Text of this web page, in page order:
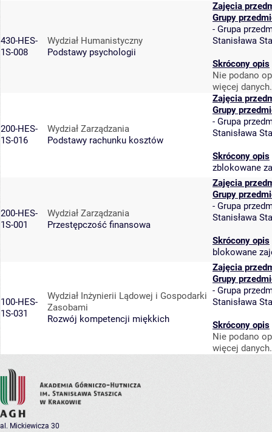
430-HES-
1S-008
Wydział Humanistyczny
Podstawy psychologii
Zajęcia
Grupy
- Grupa
Stanisława
Skrócony opis
Nie podano
więcej danych.
200-HES-
1S-016
Wydział Zarządzania
Podstawy rachunku kosztów
Zajęcia
Grupy
- Grupa
Stanisława
Skrócony opis
zblokowane
200-HES-
1S-001
Wydział Zarządzania
Przestępczość finansowa
Zajęcia
Grupy
- Grupa
Stanisława
Skrócony opis
blokowane
100-HES-
1S-031
Wydział Inżynierii Lądowej i Gospodarki
Zasobami
Rozwój kompetencji miękkich
Zajęcia
Grupy
- Grupa
Stanisława
Skrócony opis
Nie podano
więcej danych.
al. Mickiewicza 30